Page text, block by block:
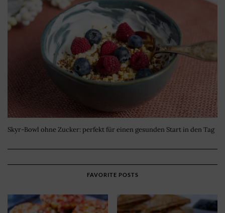
Skyr-Bowl ohne Zucker: perfekt für einen gesunden Start in den Tag
FAVORITE POSTS